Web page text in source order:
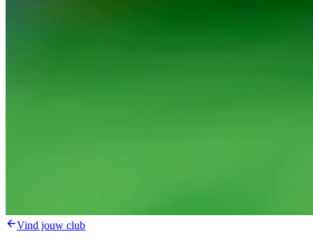
Vind jouw club